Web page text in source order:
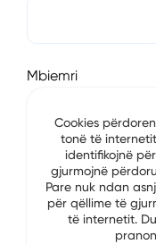
Mbiemri
E-mail
Cookies
tonë të
identifikojnë
gjurmojnë
Pare nuk ndan
për qëllime të
të internetit.